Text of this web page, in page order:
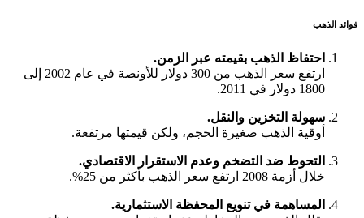
فوائد الذهب
احتفاظ الذهب بقيمته عبر الزمن.
ارتفع سعر الذهب من 300 دولار للأونصة في عام 2002 إلى
1800 دولار في 2011.
سهولة التخزين والنقل.
أوقية الذهب صغيرة الحجم، ولكن قيمتها مرتفعة.
التحوط ضد التضخم وعدم الاستقرار الاقتصادي.
خلال أزمة 2008 ارتفع سعر الذهب بأكثر من 25%.
المساهمة في تنويع المحفظة الاستثمارية.